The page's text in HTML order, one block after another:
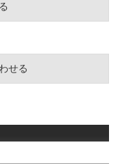
せる